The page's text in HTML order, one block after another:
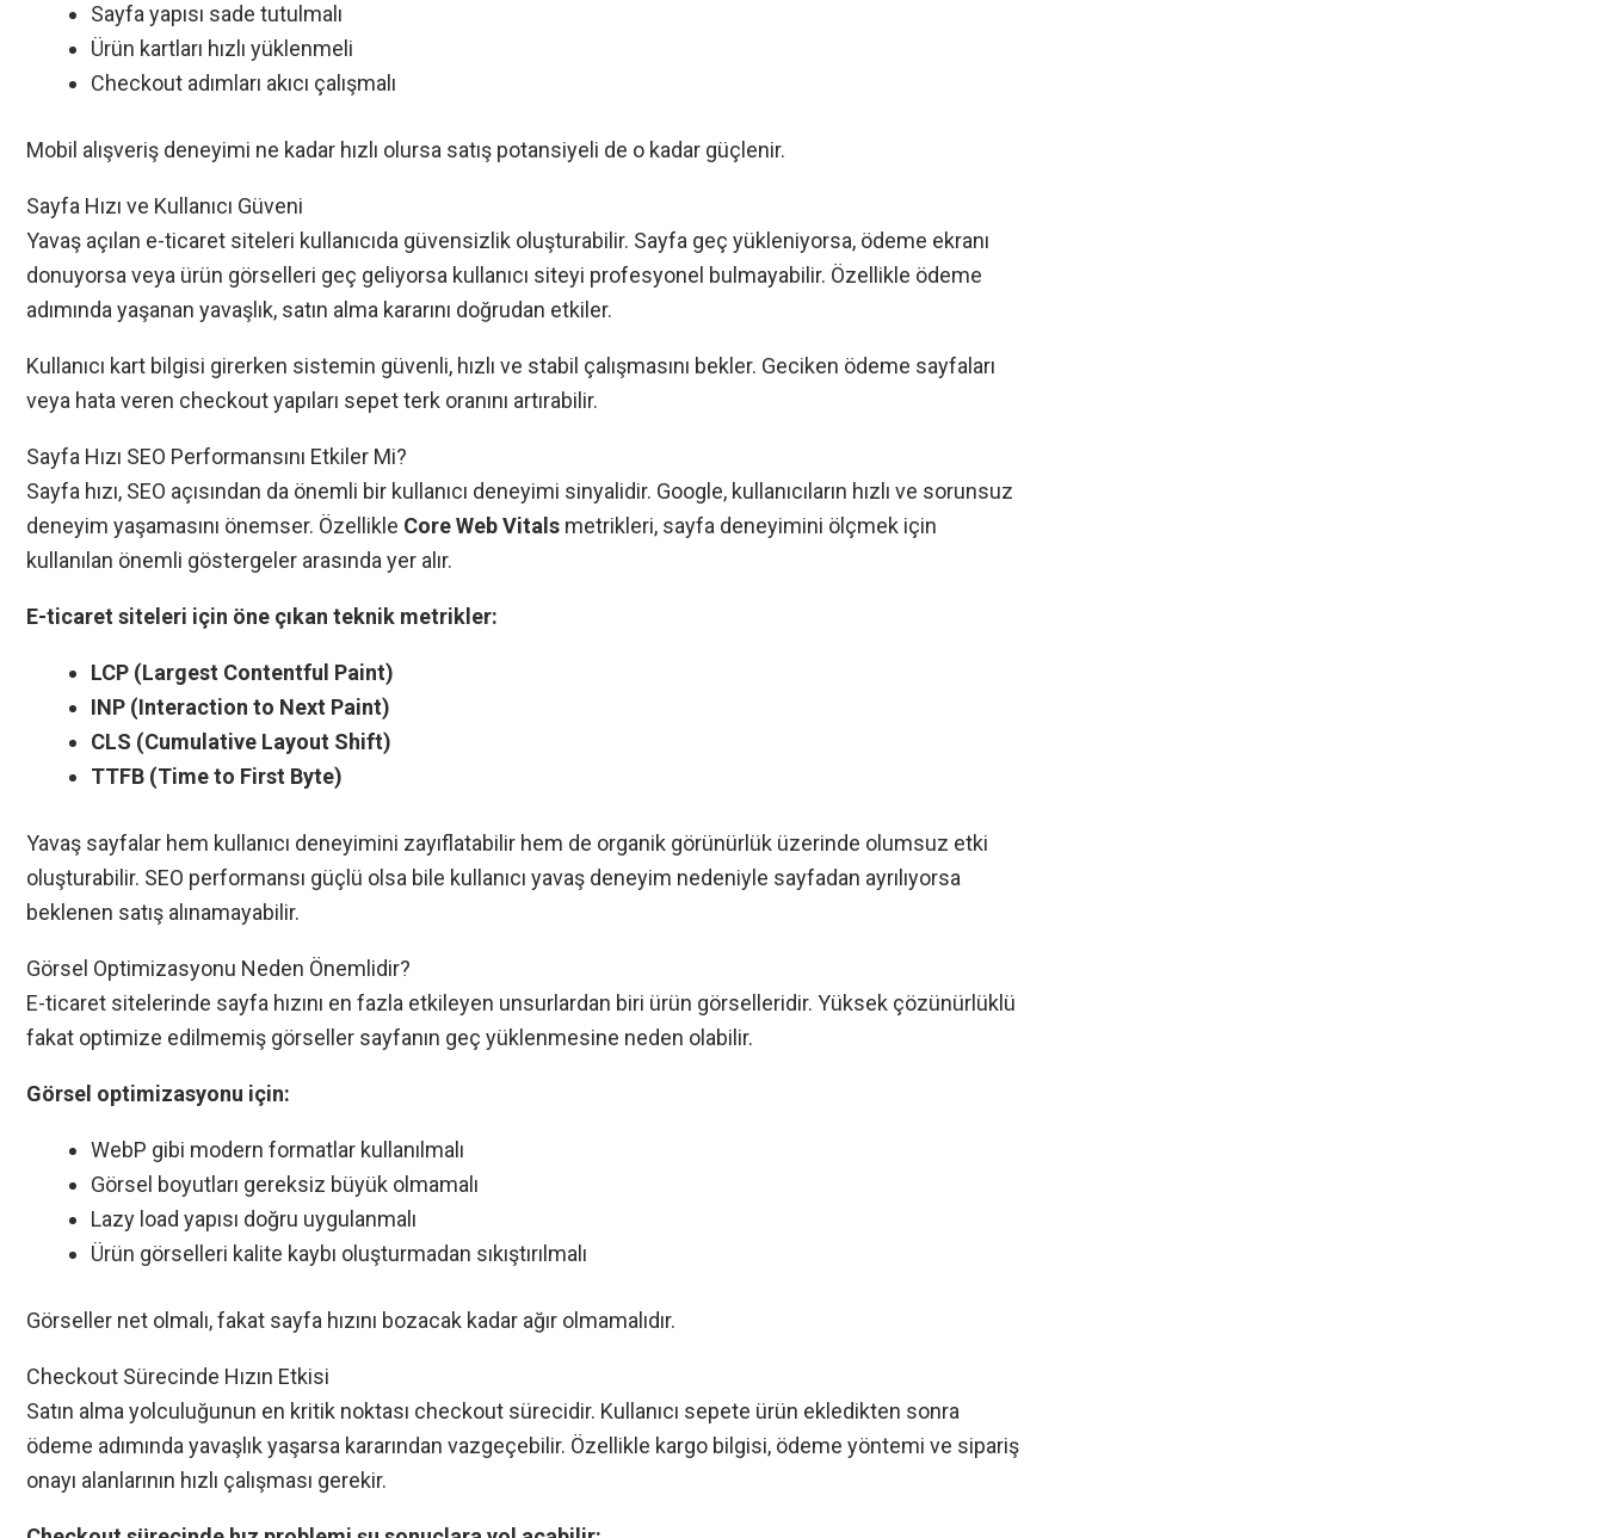
Sayfa yapısı sade tutulmalı
Ürün kartları hızlı yüklenmeli
Checkout adımları akıcı çalışmalı
Mobil alışveriş deneyimi ne kadar hızlı olursa satış potansiyeli de o kadar güçlenir.
Sayfa Hızı ve Kullanıcı Güveni
Yavaş açılan e-ticaret siteleri kullanıcıda güvensizlik oluşturabilir. Sayfa geç yükleniyorsa, ödeme ekranı
donuyorsa veya ürün görselleri geç geliyorsa kullanıcı siteyi profesyonel bulmayabilir. Özellikle ödeme
adımında yaşanan yavaşlık, satın alma kararını doğrudan etkiler.
Kullanıcı kart bilgisi girerken sistemin güvenli, hızlı ve stabil çalışmasını bekler. Geciken ödeme sayfaları
veya hata veren checkout yapıları sepet terk oranını artırabilir.
Sayfa Hızı SEO Performansını Etkiler Mi?
Sayfa hızı, SEO açısından da önemli bir kullanıcı deneyimi sinyalidir. Google, kullanıcıların hızlı ve sorunsuz
deneyim yaşamasını önemser. Özellikle Core Web Vitals metrikleri, sayfa deneyimini ölçmek için
kullanılan önemli göstergeler arasında yer alır.
E-ticaret siteleri için öne çıkan teknik metrikler:
LCP (Largest Contentful Paint)
INP (Interaction to Next Paint)
CLS (Cumulative Layout Shift)
TTFB (Time to First Byte)
Yavaş sayfalar hem kullanıcı deneyimini zayıflatabilir hem de organik görünürlük üzerinde olumsuz etki
oluşturabilir. SEO performansı güçlü olsa bile kullanıcı yavaş deneyim nedeniyle sayfadan ayrılıyorsa
beklenen satış alınamayabilir.
Görsel Optimizasyonu Neden Önemlidir?
E-ticaret sitelerinde sayfa hızını en fazla etkileyen unsurlardan biri ürün görselleridir. Yüksek çözünürlüklü
fakat optimize edilmemiş görseller sayfanın geç yüklenmesine neden olabilir.
Görsel optimizasyonu için:
WebP gibi modern formatlar kullanılmalı
Görsel boyutları gereksiz büyük olmamalı
Lazy load yapısı doğru uygulanmalı
Ürün görselleri kalite kaybı oluşturmadan sıkıştırılmalı
Görseller net olmalı, fakat sayfa hızını bozacak kadar ağır olmamalıdır.
Checkout Sürecinde Hızın Etkisi
Satın alma yolculuğunun en kritik noktası checkout sürecidir. Kullanıcı sepete ürün ekledikten sonra
ödeme adımında yavaşlık yaşarsa kararından vazgeçebilir. Özellikle kargo bilgisi, ödeme yöntemi ve sipariş
onayı alanlarının hızlı çalışması gerekir.